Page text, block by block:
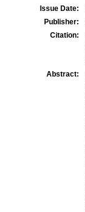
Issue Date:
Publisher:
Citation:
Abstract: